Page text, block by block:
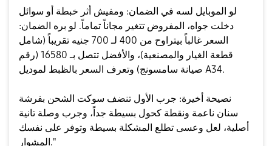
​لو الموبايل لسه في الضمان: ومفيش أثر خبطة أو سوائل
دخلت جواه، المفروض تتغير مجاناً تماماً. ​لو بره الضمان:
السعر غالباً بيتراوح من 400 لـ 700 جنيه تقريباً (شامل
قطعة الغيار والمصنعية)، والأفضل تتصل بـ 16580 (رقم
صيانة سامسونج) وتعرف السعر بالظبط لموديل A34.
​نصيحة أخيرة: جرب الأول تنضف سوكت الشحن بفرشة
سنان ناعمة ونقطة كحول بسيطة جداً، وجرب وصلة تانية
أصلية، لعل وعسى تطلع المشكلة بسيطة وتوفر على نفسك
المشوار."